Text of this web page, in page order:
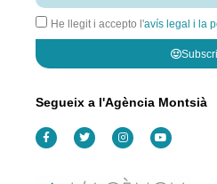
electrònic
He llegit i accepto l'avís legal i la
Segueix a l'Agència Montsià
F
a
c
T
w
i
I
n
s
Y
o
u